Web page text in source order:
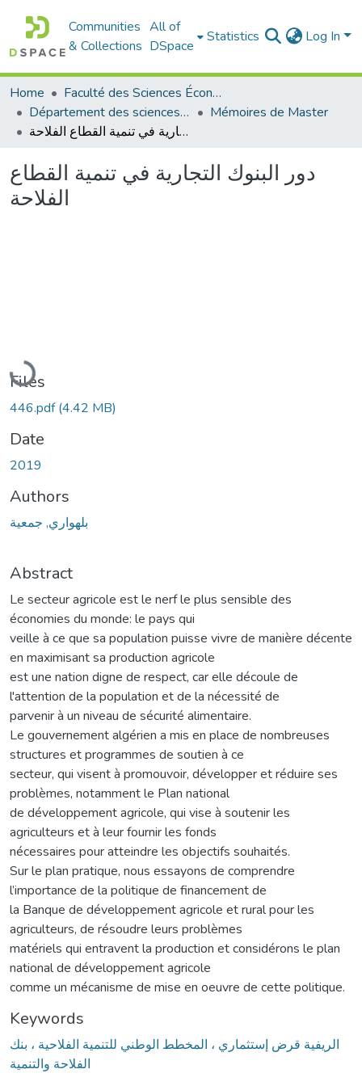
Communities
& Collections
All of
DSpace
Statistics Log In
Home
Faculté des Sciences Économiques Commerciales et des Sciences de Gestion
Département des sciences économiques
Mémoires de Master
دور البنوك التجارية في تنمية القطاع الفلاحة
دور البنوك التجارية في تنمية القطاع
الفلاحة
Loading...
Files
446.pdf(4.42 MB)
Date
2019
Authors
بلهواري, جمعية
Abstract
Le secteur agricole est le nerf le plus sensible des
économies du monde: le pays qui
veille à ce que sa population puisse vivre de manière décente
en maximisant sa production agricole
est une nation digne de respect, car elle découle de
l'attention de la population et de la nécessité de
parvenir à un niveau de sécurité alimentaire.
Le gouvernement algérien a mis en place de nombreuses
structures et programmes de soutien à ce
secteur, qui visent à promouvoir, développer et réduire ses
problèmes, notamment le Plan national
de développement agricole, qui vise à soutenir les
agriculteurs et à leur fournir les fonds
nécessaires pour atteindre les objectifs souhaités.
Sur le plan pratique, nous essayons de comprendre
l’importance de la politique de financement de
la Banque de développement agricole et rural pour les
agriculteurs, de résoudre leurs problèmes
matériels qui entravent la production et considérons le plan
national de développement agricole
comme un mécanisme de mise en oeuvre de cette politique.
Keywords
الريفية قرض إستثماري ، المخطط الوطني للتنمية الفلاحية ، بنك
الفلاحة والتنمية